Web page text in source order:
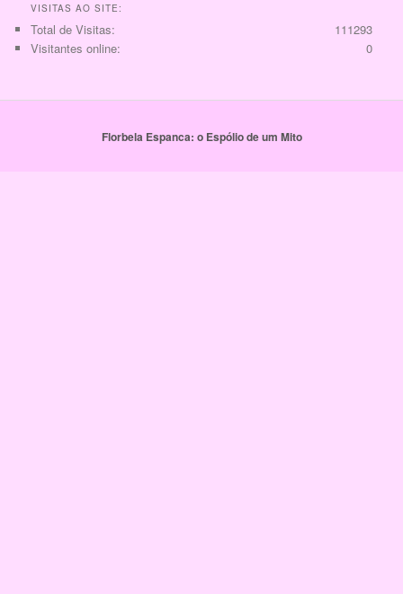
VISITAS AO SITE:
111293
Total de Visitas:
0
Visitantes online:
Florbela Espanca: o Espólio de um Mito